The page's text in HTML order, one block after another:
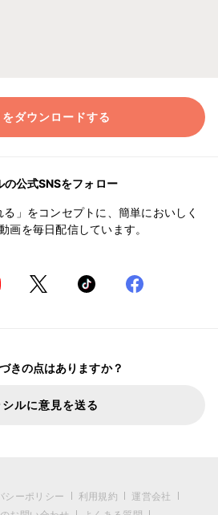
ダウンロードする
の公式SNSをフォロー
る」をコンセプトに、簡単においしく
画を毎日配信しています。
きの点はありますか？
シルに意見を送る
シーポリシー 利用規約
運営会社